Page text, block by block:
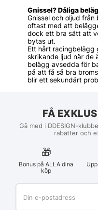
Gnissel? Dåliga
Gnissel och oljud
oftast med att
dock ett bra sätt att
bytas ut.
Ett hårt racingbelägg
skrikande ljud när de
belägg avsedda för
på att få så bra
blir ett sekundärt
FÅ
Gå med i DDESIGN-
rabatter och
🎁
Bonus på ALLA dina
köp